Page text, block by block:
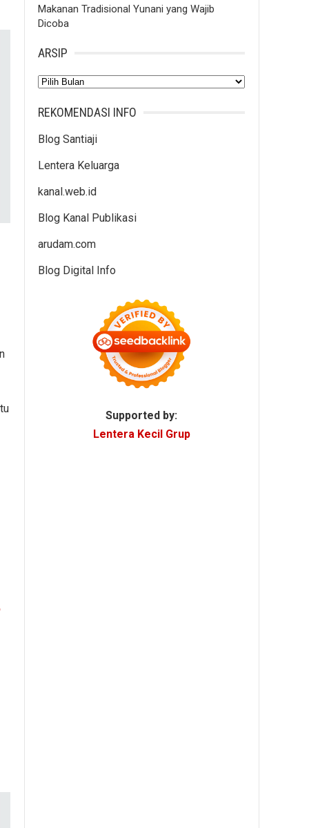
Makanan Tradisional Yunani yang Wajib
Dicoba
ARSIP
Arsip
REKOMENDASI INFO
Blog Santiaji
Lentera Keluarga
kanal.web.id
Blog Kanal Publikasi
arudam.com
Blog Digital Info
Supported by:
Lentera Kecil Grup